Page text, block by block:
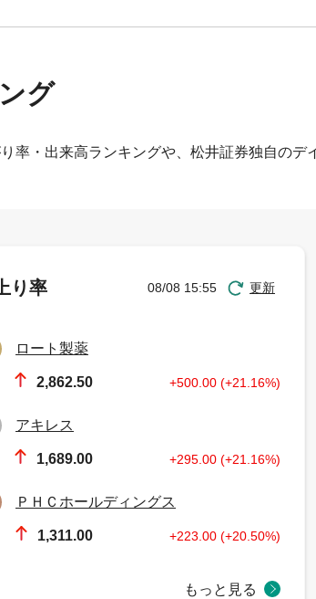
グ
率・出来高ランキングや、松井証券独自のデ